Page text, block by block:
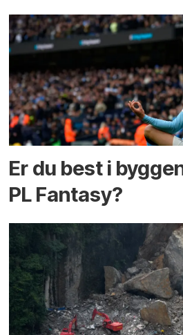
Er du best i
PL Fantasy?